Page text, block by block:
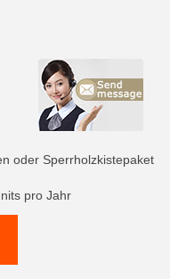
oder Sperrholzkistepaket
pro Jahr